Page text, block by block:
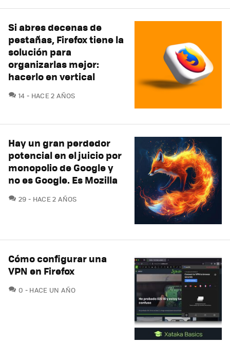
Si abres decenas de
pestañas, Firefox tiene la
solución para
organizarlas mejor:
hacerlo en vertical
14 COMENTARIOS
HACE 2 AÑOS
Hay un gran perdedor
potencial en el juicio por
monopolio de Google y
no es Google. Es Mozilla
29 COMENTARIOS
HACE 2 AÑOS
Cómo configurar una
VPN en Firefox
0 COMENTARIOS
HACE UN AÑO